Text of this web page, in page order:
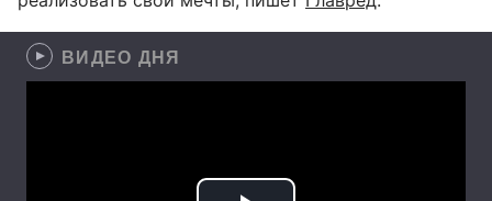
ВИДЕО ДНЯ